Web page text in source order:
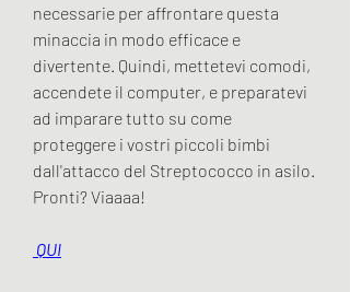
necessarie per affrontare questa
minaccia in modo efficace e
divertente. Quindi, mettetevi comodi,
accendete il computer, e preparatevi
ad imparare tutto su come
proteggere i vostri piccoli bimbi
dall'attacco del Streptococco in asilo.
Pronti? Viaaaa!
QUI